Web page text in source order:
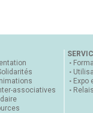
associatives
Expo